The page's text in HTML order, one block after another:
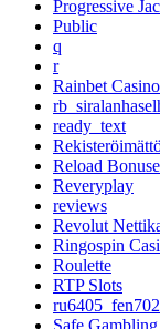
Progressive
Public
q
r
Rainbet Casino
ready_text
Reload
Reveryplay
reviews
Revolut
Ringospin
Roulette
RTP Slots